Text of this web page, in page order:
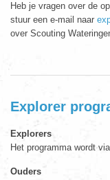
Heb je vragen over de
stuur een e-mail naar
over Scouting
Explorer
Explorers
Het programma wordt
Ouders